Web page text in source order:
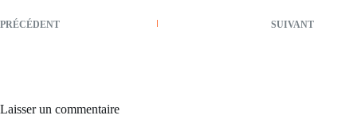
PRÉCÉDENT SUIVANT
Laisser un commentaire